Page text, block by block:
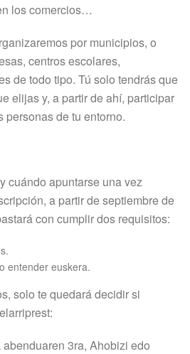
los comercios…
por municipios, o
centros escolares,
de todo tipo. Tú solo tendrás que
elijas y, a partir de ahí, participar
de tu entorno.
cuándo apuntarse una vez
a partir de septiembre de
con cumplir dos requisitos:
entender euskera.
solo te quedará decidir si
3ra, Ahobizi edo